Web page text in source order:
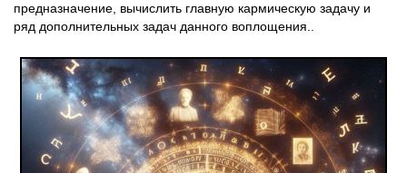
предназначение, вычислить главную кармическую задачу и
ряд дополнительных задач данного воплощения..